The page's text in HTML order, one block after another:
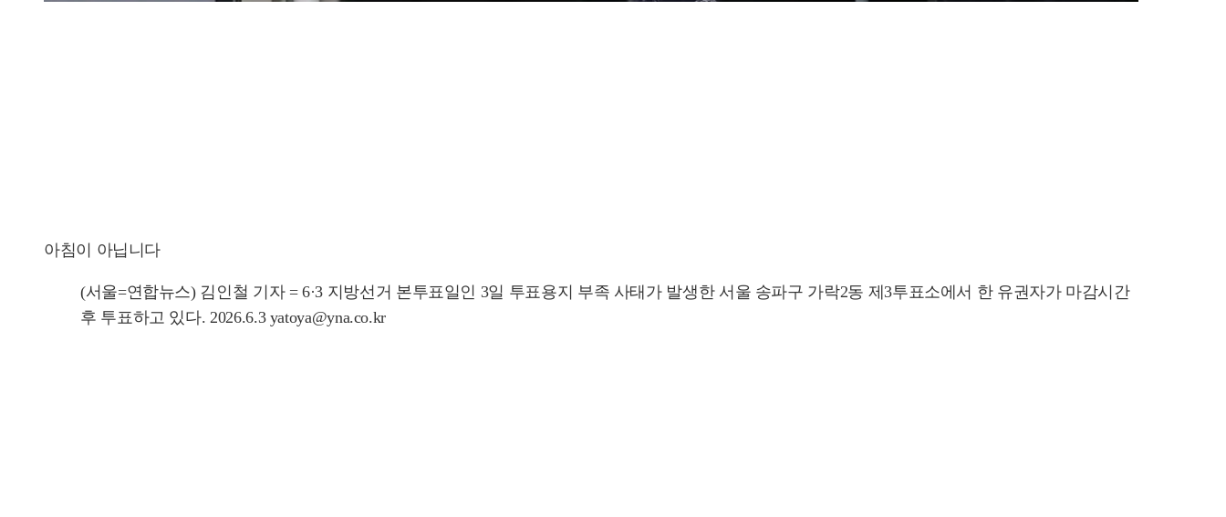
아침이 아닙니다
(서울=연합뉴스) 김인철 기자 = 6·3 지방선거 본투표일인 3일 투표용지 부족 사태가 발생한 서울 송파구 가락2동 제3투표소에서 한 유권자가 마감시간
후 투표하고 있다. 2026.6.3 yatoya@yna.co.kr